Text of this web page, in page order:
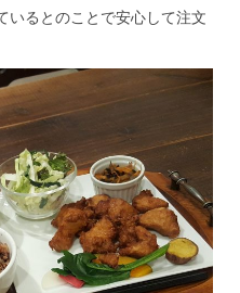
いるとのことで安心して注文